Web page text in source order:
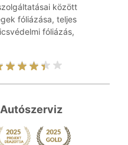
között
fóliázása, teljes
fóliázás,